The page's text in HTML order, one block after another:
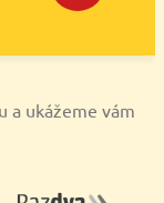
a ukážeme vám